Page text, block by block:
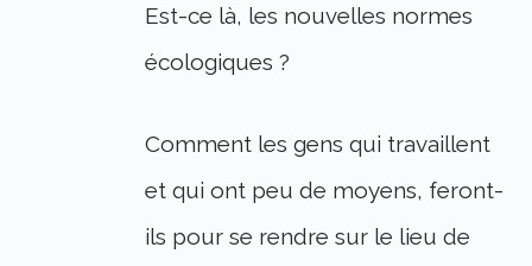
Est-ce là, les nouvelles normes
écologiques ?
Comment les gens qui travaillent
et qui ont peu de moyens, feront-
ils pour se rendre sur le lieu de